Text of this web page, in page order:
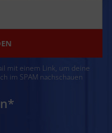
mit einem Link, um deine
im SPAM nachschauen